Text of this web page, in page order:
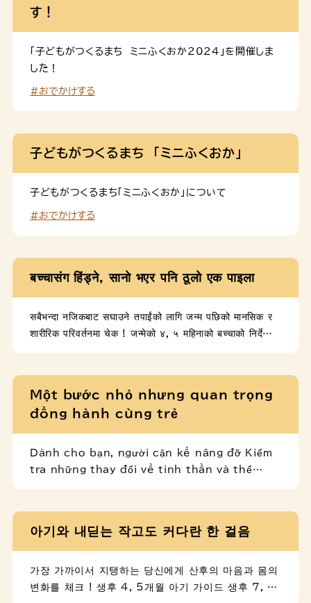
す！
「子どもがつくるまち ミニふくおか2024」を開催しま
した！
#おでかけする
子どもがつくるまち 「ミニふくおか」
子どもがつくるまち「ミニふくおか」について
#おでかけする
बच्चासंग हिंड्ने, सानो भएर पनि ठूलो एक पाइला
सबैभन्दा नजिकबाट सघाउने तपाईंको लागि जन्म पछिको मानसिक र
शारीरिक परिवर्तनमा चेक ! जन्मेको ४, ५ महिनाको बच्चाको निर्देशिका
Một bước nhỏ nhưng quan trọng
đồng hành cùng trẻ
Dành cho bạn, người cận kề nâng đỡ Kiểm
tra những thay đổi về tinh thần và thể
tháng tuổi
아기와 내딛는 작고도 커다란 한 걸음
가장 가까이서 지탱하는 당신에게 산후의 마음과 몸의
변화를 체크 ! 생후 4, 5개월 아기 가이드 생후 7, 8